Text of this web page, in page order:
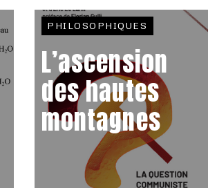
PHILOSOPHIQUES
L’ascension
des hautes
montagnes